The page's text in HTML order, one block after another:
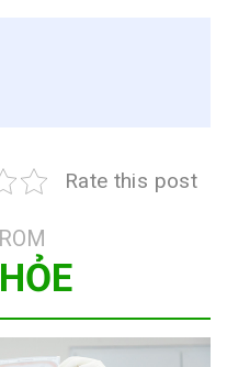
Rate this post